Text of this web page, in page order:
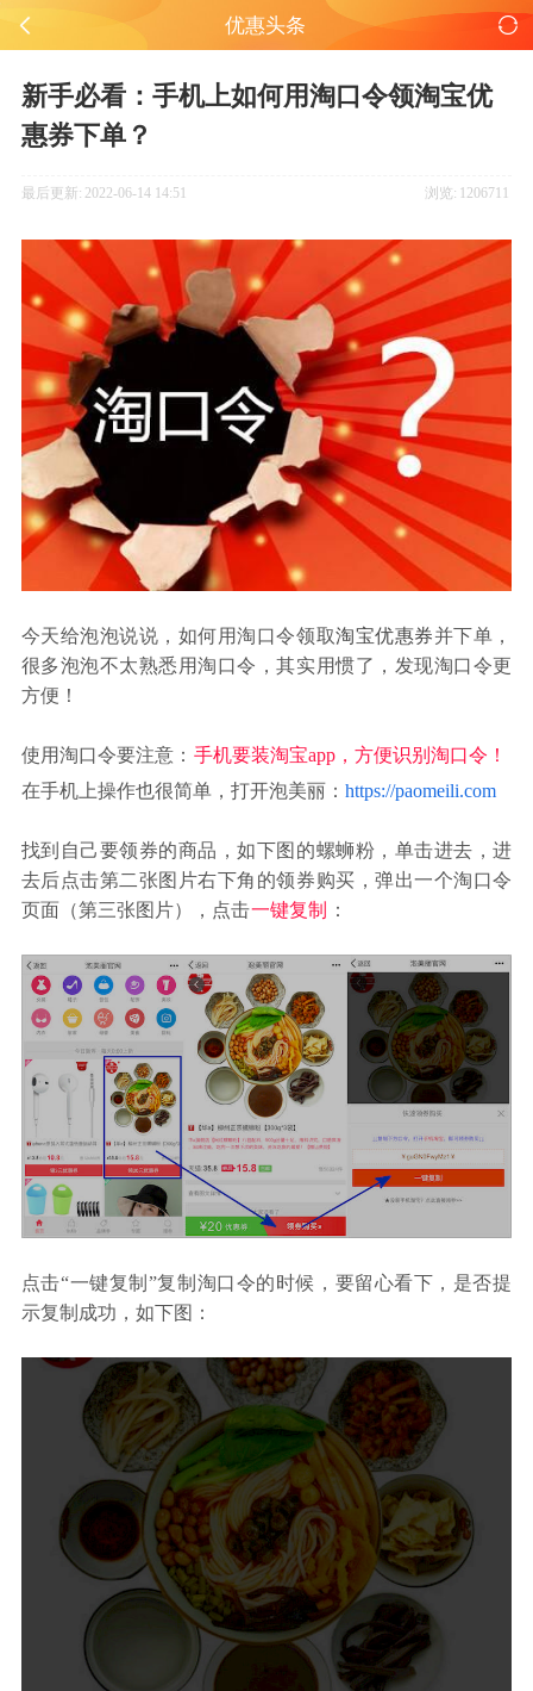
优惠头条
新手必看：手机上如何用淘口令领淘宝优
惠券下单？
最后更新: 2022-06-14 14:51 浏览: 1206711
今天给泡泡说说，如何用淘口令领取淘宝优惠券并下单，
很多泡泡不太熟悉用淘口令，其实用惯了，发现淘口令更
方便！
使用淘口令要注意： 手机要装淘宝app，方便识别淘口令！
在手机上操作也很简单，打开泡美丽： https://paomeili.com
找到自己要领券的商品，如下图的螺蛳粉，单击进去，进
去后点击第二张图片右下角的领券购买，弹出一个淘口令
页面（第三张图片），点击一键复制 ：
点击“一键复制”复制淘口令的时候，要留心看下，是否提
示复制成功，如下图：